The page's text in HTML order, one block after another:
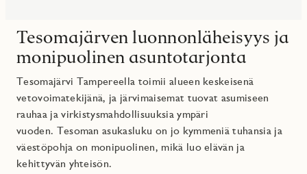
Tesomajärven luonnonläheisyys ja
monipuolinen asuntotarjonta
Tesomajärvi Tampereella toimii alueen keskeisenä
vetovoimatekijänä, ja järvimaisemat tuovat asumiseen
rauhaa ja virkistysmahdollisuuksia ympäri
vuoden. Tesoman asukasluku on jo kymmeniä tuhansia ja
väestöpohja on monipuolinen, mikä luo elävän ja
kehittyvän yhteisön.